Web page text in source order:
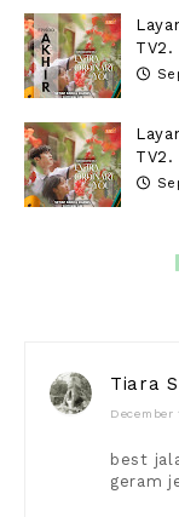
TV2.
TV2.
Tiara
December
best
geram